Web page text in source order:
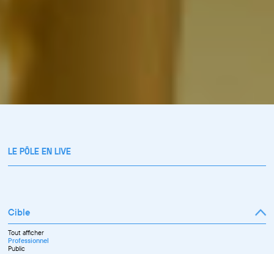
LE PÔLE EN LIVE
Cible
Tout afficher
Professionnel
Public